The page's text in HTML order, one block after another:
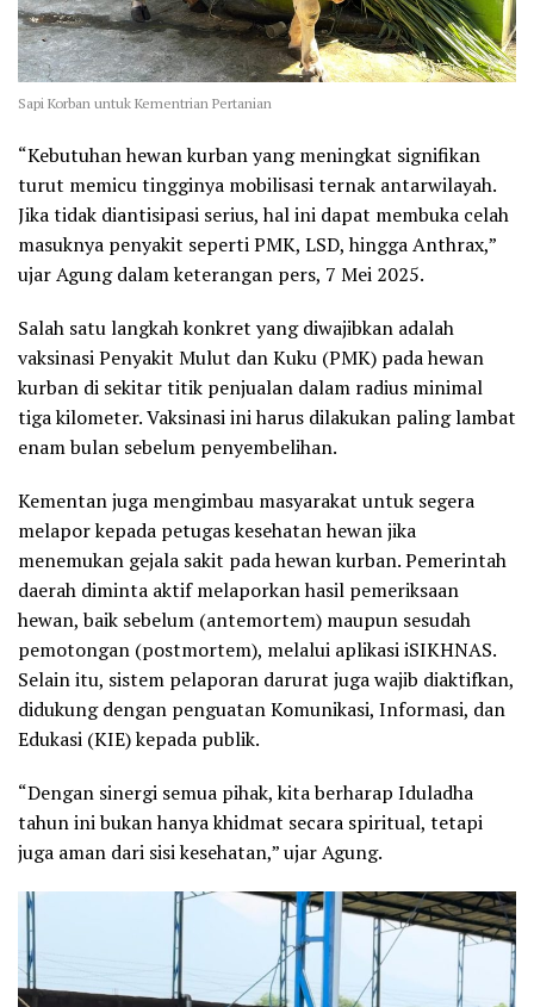
Sapi Korban untuk Kementrian Pertanian
“Kebutuhan hewan kurban yang meningkat signifikan
turut memicu tingginya mobilisasi ternak antarwilayah.
Jika tidak diantisipasi serius, hal ini dapat membuka celah
masuknya penyakit seperti PMK, LSD, hingga Anthrax,”
ujar Agung dalam keterangan pers, 7 Mei 2025.
Salah satu langkah konkret yang diwajibkan adalah
vaksinasi Penyakit Mulut dan Kuku (PMK) pada hewan
kurban di sekitar titik penjualan dalam radius minimal
tiga kilometer. Vaksinasi ini harus dilakukan paling lambat
enam bulan sebelum penyembelihan.
Kementan juga mengimbau masyarakat untuk segera
melapor kepada petugas kesehatan hewan jika
menemukan gejala sakit pada hewan kurban. Pemerintah
daerah diminta aktif melaporkan hasil pemeriksaan
hewan, baik sebelum (antemortem) maupun sesudah
pemotongan (postmortem), melalui aplikasi iSIKHNAS.
Selain itu, sistem pelaporan darurat juga wajib diaktifkan,
didukung dengan penguatan Komunikasi, Informasi, dan
Edukasi (KIE) kepada publik.
“Dengan sinergi semua pihak, kita berharap Iduladha
tahun ini bukan hanya khidmat secara spiritual, tetapi
juga aman dari sisi kesehatan,” ujar Agung.